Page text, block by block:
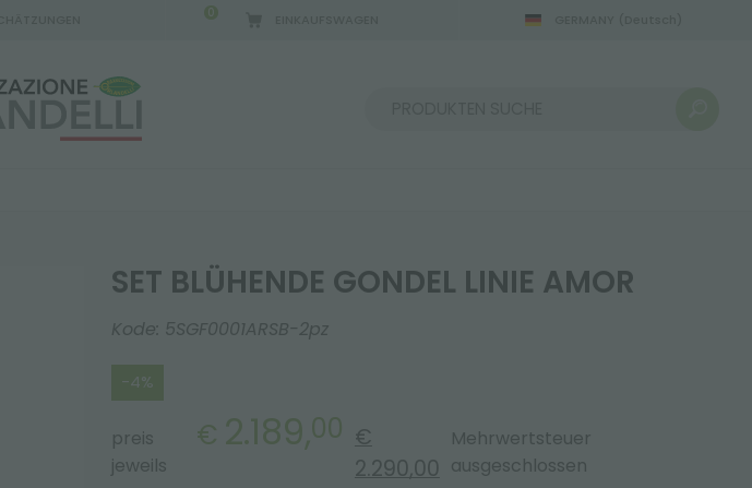
0
SET BLÜHENDE GONDEL LINIE AMOR
Kode: 5SGF0001ARSB-2pz
-4%
preis
jeweils
€ 2.189,00 €
2.290,00
Mehrwertsteuer
ausgeschlossen